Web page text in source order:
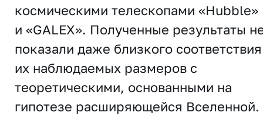
космическими телескопами «Hubble»
и «GALEX». Полученные результаты
показали даже близкого соответствия
их наблюдаемых размеров с
теоретическими, основанными на
гипотезе расширяющейся Вселенной.